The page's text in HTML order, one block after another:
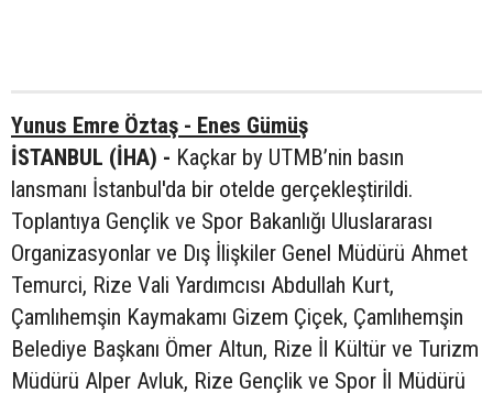
Yunus Emre Öztaş - Enes Gümüş
İSTANBUL (İHA) - Kaçkar by UTMB’nin basın
lansmanı İstanbul'da bir otelde gerçekleştirildi.
Toplantıya Gençlik ve Spor Bakanlığı Uluslararası
Organizasyonlar ve Dış İlişkiler Genel Müdürü Ahmet
Temurci, Rize Vali Yardımcısı Abdullah Kurt,
Çamlıhemşin Kaymakamı Gizem Çiçek, Çamlıhemşin
Belediye Başkanı Ömer Altun, Rize İl Kültür ve Turizm
Müdürü Alper Avluk, Rize Gençlik ve Spor İl Müdürü